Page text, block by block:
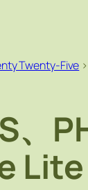
Twenty-Five
、